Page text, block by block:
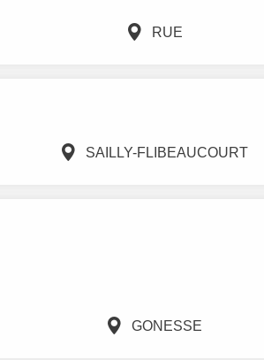
RUE
SAILLY-FLIBEAUCOURT
GONESSE